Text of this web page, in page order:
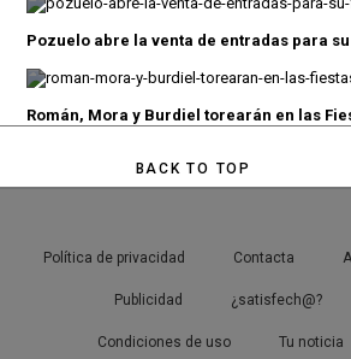
Pozuelo abre la venta de entradas para
Román, Mora y Burdiel torearán en las
BACK TO TOP
Política de privacidad Contacta
Publicidad ¿satisfech@?
Condiciones de uso Tu noticia